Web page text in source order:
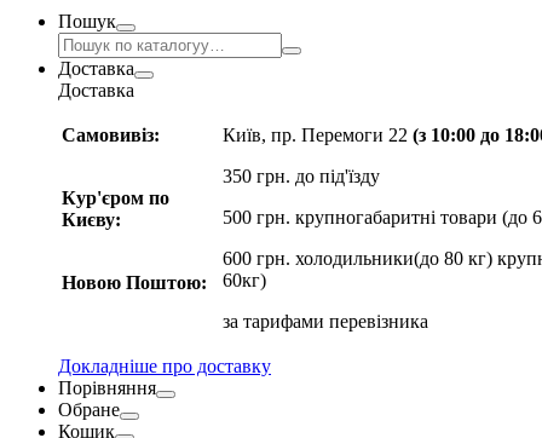
Пошук
Доставка
Доставка
Самовивіз:
Кур'єром по
Києву:
Новою Поштою:
Київ, пр. Перемоги 22 (з 10:00 до
350 грн. до під'їзду
500 грн. крупногабаритні товари (до
600 грн. холодильники(до 80 кг)
60кг)
за тарифами перевізника
Докладніше про доставку
Порівняння
Обране
Кошик